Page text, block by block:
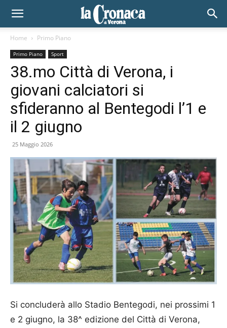
Home Primo Piano
Primo Piano Sport
38.mo Città di Verona, i
giovani calciatori si
sfideranno al Bentegodi l’1 e
il 2 giugno
25 Maggio 2026
Si concluderà allo Stadio Bentegodi, nei prossimi 1
e 2 giugno, la 38^ edizione del Città di Verona,